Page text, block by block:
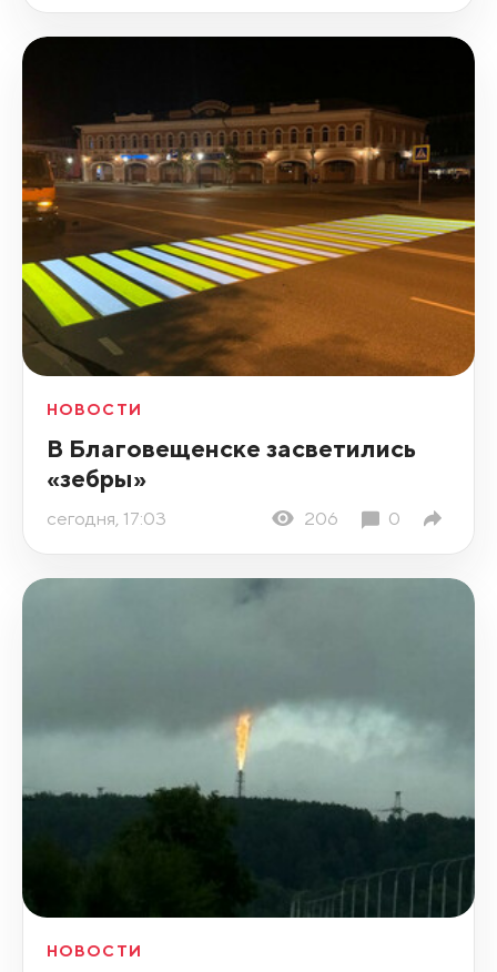
НОВОСТИ
В Благовещенске засветились
«зебры»
сегодня, 17:03 206 0
НОВОСТИ